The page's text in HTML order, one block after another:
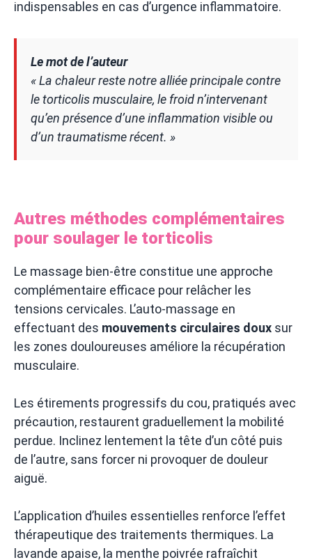
indispensables en cas d’urgence inflammatoire.
Le mot de l’auteur
« La chaleur reste notre alliée principale contre
le torticolis musculaire, le froid n’intervenant
qu’en présence d’une inflammation visible ou
d’un traumatisme récent. »
Autres méthodes complémentaires
pour soulager le torticolis
Le massage bien-être constitue une approche
complémentaire efficace pour relâcher les
tensions cervicales. L’auto-massage en
effectuant des mouvements circulaires doux sur
les zones douloureuses améliore la récupération
musculaire.
Les étirements progressifs du cou, pratiqués avec
précaution, restaurent graduellement la mobilité
perdue. Inclinez lentement la tête d’un côté puis
de l’autre, sans forcer ni provoquer de douleur
aiguë.
L’application d’huiles essentielles renforce l’effet
thérapeutique des traitements thermiques. La
lavande apaise, la menthe poivrée rafraîchit